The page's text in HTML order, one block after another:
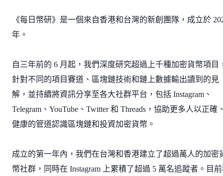
《每日幣研》是一個來自香港和台灣的新創團隊，成立於
年。
自三年前的 6 月起，我們深度研究超過上千種加密貨幣項目
針對不同的項目賽道、區塊鏈技術和鏈上數據輸出讀到的見
解，並持續將資訊分享至各大社群平台，包括 Instagram、
Telegram、YouTube、Twitter 和 Threads，協助更多人以正確
健康的管道認識區塊鏈和投資加密貨幣。
成立的第一年內，我們在台灣和香港建立了超過萬人的加密
幣社群，同時在 Instagram 上累積了超過 5 萬名追蹤者。目